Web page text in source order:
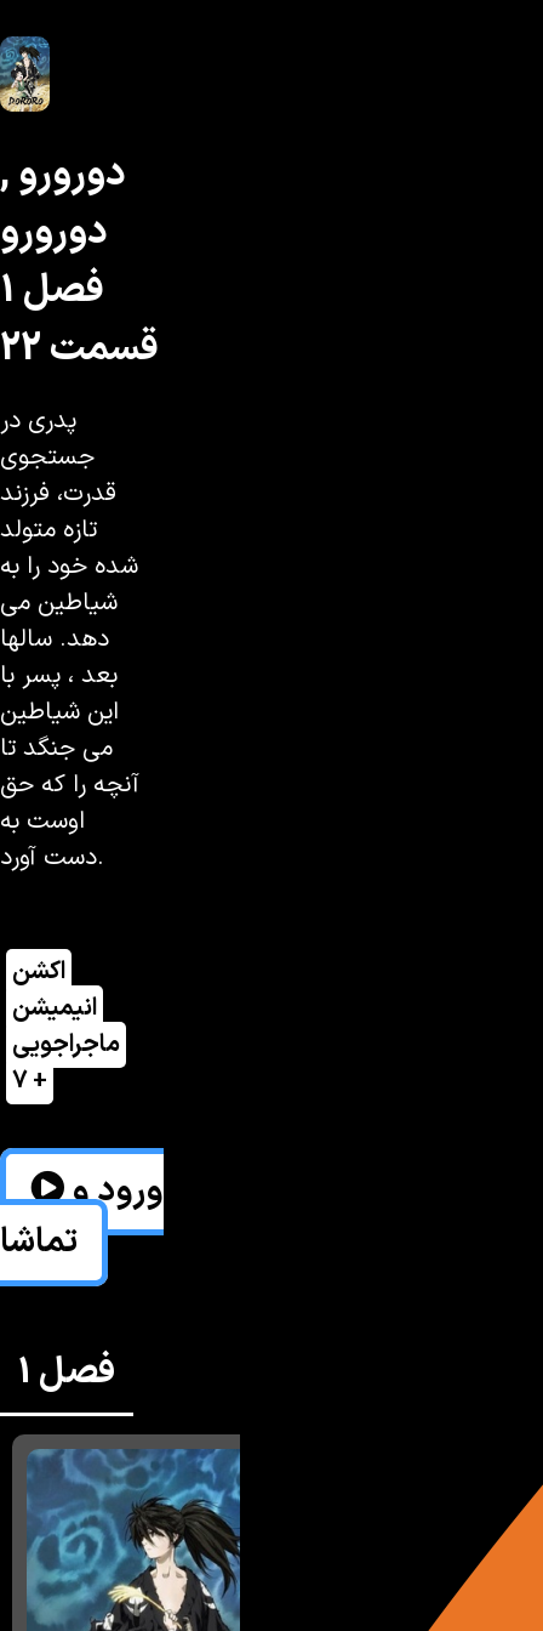
دورورو ,
دورورو
فصل 1
قسمت 22
پدری در
جستجوی
قدرت، فرزند
تازه متولد
شده خود را به
شیاطین می
دهد. سالها
بعد ، پسر با
این شیاطین
می جنگد تا
آنچه را که حق
اوست به
دست آورد.
اکشن
انیمیشن
ماجراجویی
7 +
ورود و
تماشا
فصل 1